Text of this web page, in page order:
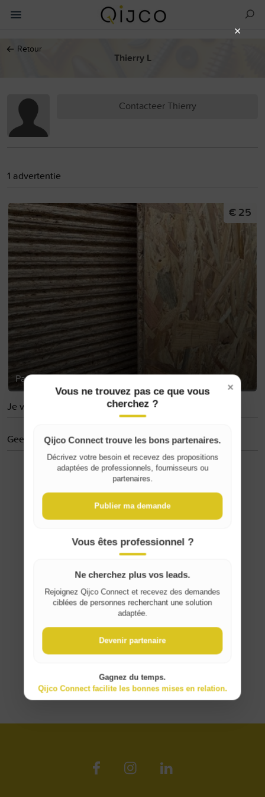
← Retour
Thierry L
Contacteer Thierry
1 advertentie
Panneaux OSB – 3 pièces de 2m x 1m
€ 25
Je volgt niemand
Geen evaluaties
Where do you live?
Belgique / België
France
×
×
Vous ne trouvez pas ce que vous
cherchez ?
Qijco Connect trouve les bons partenaires.
Décrivez votre besoin et recevez des propositions
adaptées de professionnels, fournisseurs ou
partenaires.
Publier ma demande
Vous êtes professionnel ?
Ne cherchez plus vos leads.
Rejoignez Qijco Connect et recevez des demandes
ciblées de personnes recherchant une solution
adaptée.
Devenir partenaire
Gagnez du temps.
Qijco Connect facilite les bonnes mises en relation.